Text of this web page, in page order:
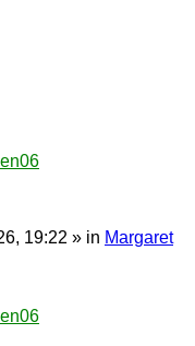
19:22 » in Margaret